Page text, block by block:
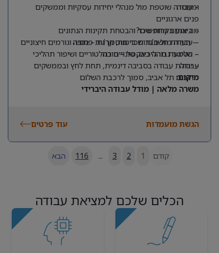
ומנוסה
– עבודה שוטפת מול מנהלי יחידות עסקיות וממשקים
פנים ארגוניים
– ביצוע בקרות שכר והבטחת תקינות הנתונים
– עבודה מול חברות ביטוח, קרנות פנסיה וגורמים חיצוניים
– הטמעת תהליכים, שינויים רגולטוריים ושיפור תהליכי
עבודה
מה אנחנו מחפשים?
– תעודת חשב/ת שכר מוסמך/ת – חובה
– שליטה גבוהה באקסל – חובה
– יכולת עבודה בסביבה דינמית, תחת לחץ ובממשקים
מרובים
מיקום: תל אביב, סמוך לרכבת השלום
משרה מלאה | מודל עבודה היברידי
הגשת מועמדות עוד פרטים
קודם 1
2
3
...
116 הבא
הכלים שלכם למציאת עבודה